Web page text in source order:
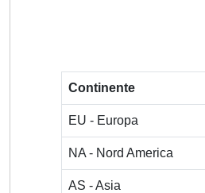
Continente
EU - Europa
NA - Nord America
AS - Asia